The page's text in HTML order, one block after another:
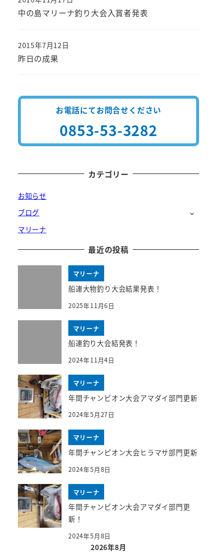
中の島マリーナ釣り大会入賞者発表
投稿日
昨日の成果
投稿日
2015年7月12日
お電話にてお問合せください
0853-53-3282
カテゴリー
お知らせ
ブログ
マリーナ
最近の投稿
マリーナ
船連大物釣り大会結果発表！
2025年11月6日
マリーナ
船連釣り大会結発表！
2024年11月4日
マリーナ
年間チャンピオン大会アマダイ部門更新
2024年5月27日
マリーナ
年間チャンピオン大会ヒラマサ部門更新
2024年5月8日
マリーナ
年間チャンピオン大会アマダイ部門更
新！
2024年5月8日
2026年8月